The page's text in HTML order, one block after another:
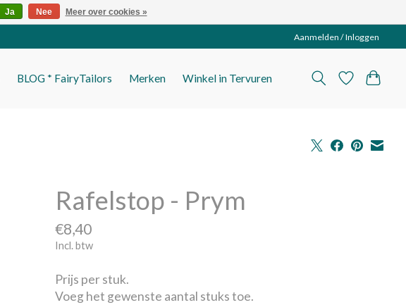
Aanmelden / Inloggen
BLOG * FairyTailors Merken Winkel in Tervuren
Rafelstop - Prym
€8,40
Incl. btw
Prijs per stuk.
Voeg het gewenste aantal stuks toe.
Ja Nee Meer over cookies »